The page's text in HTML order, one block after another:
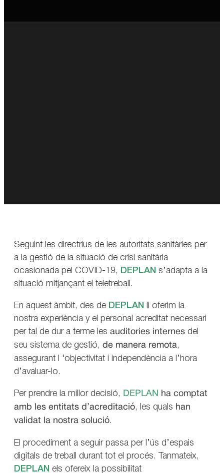
Seguint les directrius de les autoritats sanitàries per
a la gestió de la situació de crisi sanitària
ocasionada pel COVID-19,
DEPLAN s’adapta a la
situació mitjançant el teletreball.
En aquest àmbit, des de DEPLAN
li oferim la
nostra experiència y el personal acreditat necessari
per tal de dur a terme les auditories internes del
seu sistema de gestió, de manera remota,
assegurant l ‘objectivitat i independència a l’hora
d’avaluar-lo.
Per prendre la millor decisió, DEPLAN ha comptat
amb les entitats d’acreditació, les quals han
validat la nostra solució.
El procediment a seguir passa per l’ús d’espais
digitals de treball durant tot el procés. Tanmateix,
DEPLAN els ofereix la possibilitat